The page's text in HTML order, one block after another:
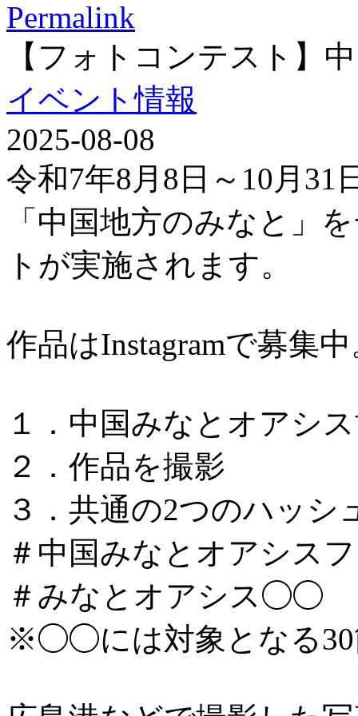
Permalink
【フォトコンテスト】
イベント情報
2025-08-08
令和7年8月8日～10月31
「中国地方のみなと」
トが実施されます。
作品はInstagramで募集
１．中国みなとオアシ
２．作品を撮影
３．共通の2つのハッシ
＃中国みなとオアシス
＃みなとオアシス◯◯
※◯◯には対象となる30